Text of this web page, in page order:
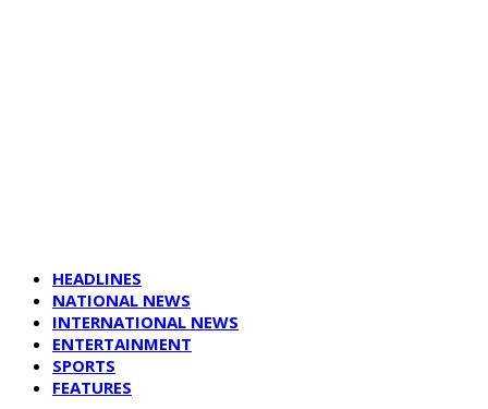
HEADLINES
NATIONAL NEWS
INTERNATIONAL NEWS
ENTERTAINMENT
SPORTS
FEATURES